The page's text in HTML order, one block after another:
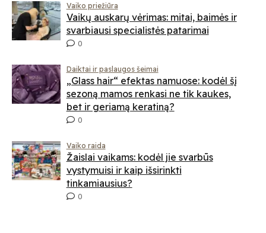
Vaiko priežiūra
Vaikų auskarų vėrimas: mitai, baimės ir
svarbiausi specialistės patarimai
0
Daiktai ir paslaugos šeimai
„Glass hair“ efektas namuose: kodėl šį
sezoną mamos renkasi ne tik kaukes,
bet ir geriamą keratiną?
0
Vaiko raida
Žaislai vaikams: kodėl jie svarbūs
vystymuisi ir kaip išsirinkti
tinkamiausius?
0